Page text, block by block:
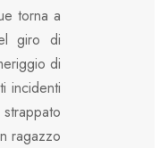
torna a
giro di
di
incidenti
ragazzo